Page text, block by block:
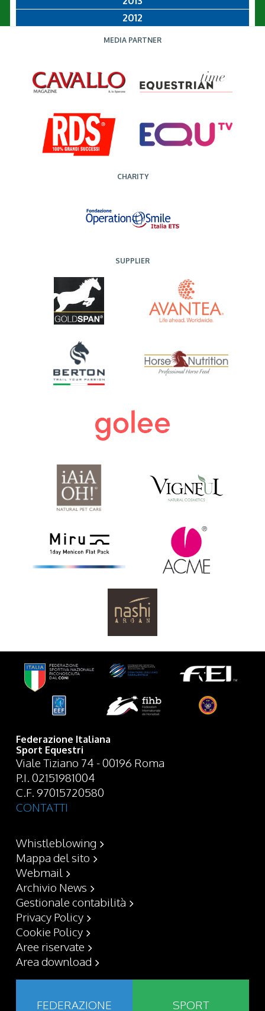
2012
MEDIA PARTNER
CHARITY
SUPPLIER
Federazione Italiana
Sport Equestri
Viale Tiziano 74 - 00196 Roma
P.I. 02151981004
C.F. 97015720580
CONTATTI
Whistleblowing
Mappa del sito
Webmail
Archivio News
Gestionale contabilità
Privacy Policy
Cookie Policy
Aree riservate
Area download
FEDERAZIONE SPORT